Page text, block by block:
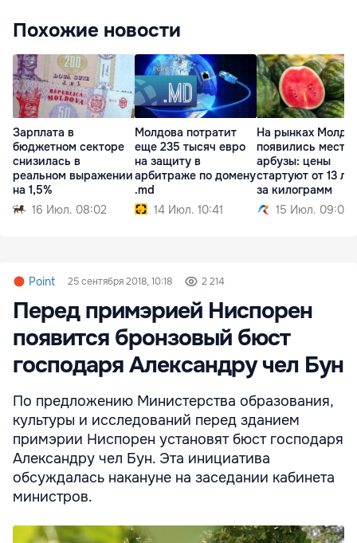
Похожие новости
Зарплата в
бюджетном секторе
снизилась в
реальном выражении
на 1,5%
16 Июл. 08:02
Молдова потратит
еще 235 тысяч евро
на защиту в
арбитраже по домену
.md
14 Июл. 10:41
На рынках
появились
арбузы: цены
стартуют от 13
за килограмм
15 Июл. 09:01
Point 25 сентября 2018, 10:18 2 214
Перед примэрией Ниспорен
появится бронзовый бюст
господаря Александру чел Бун
По предложению Министерства образования,
культуры и исследований перед зданием
примэрии Ниспорен установят бюст господаря
Александру чел Бун. Эта инициатива
обсуждалась накануне на заседании кабинета
министров.